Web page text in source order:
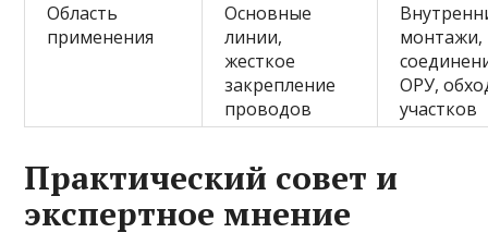
Область
применения
Основные
линии,
жесткое
закрепление
проводов
монтажи,
ОРУ,
участков
Практический совет и
экспертное мнение